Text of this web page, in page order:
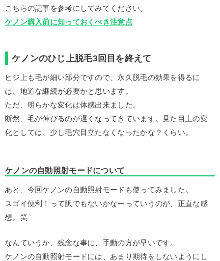
こちらの記事を参考にしてみてください。
ケノン購入前に知っておくべき注意点
ケノンのひじ上脱毛3回目を終えて
ヒジ上も毛が細い部分ですので、永久脱毛の効果を得るに
は、地道な継続が必要かと思います。
ただ、明らかな変化は体感出来ました。
断然、毛が伸びるのが遅くなってきています。見た目上の変
化としては、少し毛穴目立たなくなったかな？くらい。
ケノンの自動照射モードについて
あと、今回ケノンの自動照射モードも使ってみました。
スゴイ便利！って訳でもないかなーっていうのが、正直な感
想。笑
なんていうか、残念な事に、手動の方が早いです。
ケノンの自動照射モードには、あまり期待をしないようにし